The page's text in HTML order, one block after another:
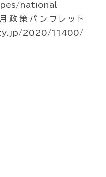
national
策パンフレット
2020/11400/